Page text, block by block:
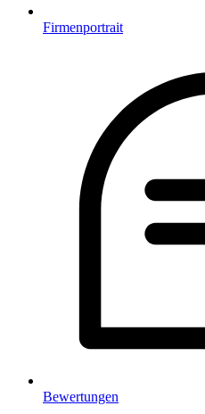
Firmenportrait
Bewertungen